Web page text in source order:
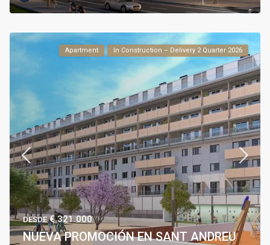
Apartment In Construction – Delivery 2 Quarter 2026
DESDE€ 321.000
NUEVA PROMOCIÓN EN SANT ANDREU